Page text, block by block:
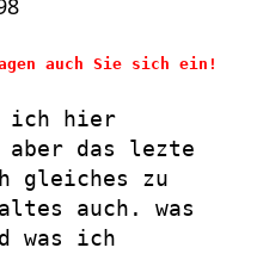
auch Sie sich ein!
ich hier
aber das lezte
gleiches zu
auch. was
was ich